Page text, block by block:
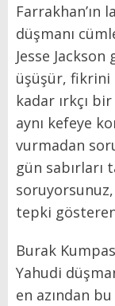
Farrakhan’ın
düşmanı
Jesse
üşüşür, fikrini
kadar ırkçı
aynı kefeye
vurmadan
gün sabırları
tepki
Burak
Yahudi
en azından